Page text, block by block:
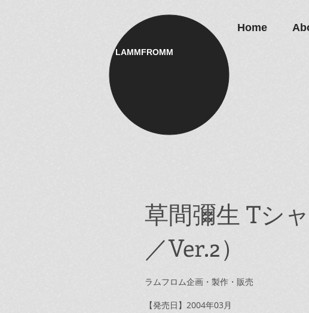
LAMMFROMM​
Home
草間彌生 Tシ
／Ver.2）
ラムフロム企画・製作・販売
【発売日】2004年03月